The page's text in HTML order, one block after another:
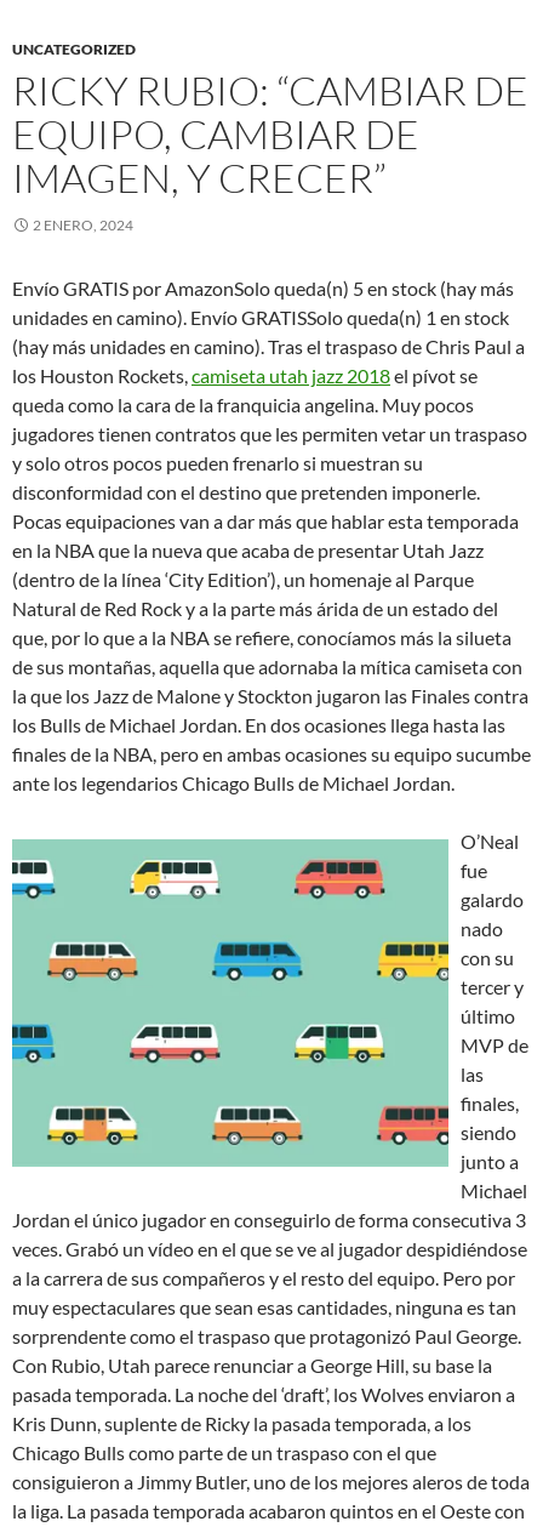
UNCATEGORIZED
RICKY RUBIO: “CAMBIAR DE
EQUIPO, CAMBIAR DE
IMAGEN, Y CRECER”
2 ENERO, 2024
Envío GRATIS por AmazonSolo queda(n) 5 en stock (hay más
unidades en camino). Envío GRATISSolo queda(n) 1 en stock
(hay más unidades en camino). Tras el traspaso de Chris Paul a
los Houston Rockets,camiseta utah jazz 2018el pívot se
queda como la cara de la franquicia angelina. Muy pocos
jugadores tienen contratos que les permiten vetar un traspaso
y solo otros pocos pueden frenarlo si muestran su
disconformidad con el destino que pretenden imponerle.
Pocas equipaciones van a dar más que hablar esta temporada
en la NBA que la nueva que acaba de presentar Utah Jazz
(dentro de la línea ‘City Edition’), un homenaje al Parque
Natural de Red Rock y a la parte más árida de un estado del
que, por lo que a la NBA se refiere, conocíamos más la silueta
de sus montañas, aquella que adornaba la mítica camiseta con
la que los Jazz de Malone y Stockton jugaron las Finales contra
los Bulls de Michael Jordan. En dos ocasiones llega hasta las
finales de la NBA, pero en ambas ocasiones su equipo sucumbe
ante los legendarios Chicago Bulls de Michael Jordan.
O’Neal
fue
galardo
nado
con su
tercer y
último
MVP de
las
finales,
siendo
junto a
Michael
Jordan el único jugador en conseguirlo de forma consecutiva 3
veces. Grabó un vídeo en el que se ve al jugador despidiéndose
a la carrera de sus compañeros y el resto del equipo. Pero por
muy espectaculares que sean esas cantidades, ninguna es tan
sorprendente como el traspaso que protagonizó Paul George.
Con Rubio, Utah parece renunciar a George Hill, su base la
pasada temporada. La noche del ‘draft’, los Wolves enviaron a
Kris Dunn, suplente de Ricky la pasada temporada, a los
Chicago Bulls como parte de un traspaso con el que
consiguieron a Jimmy Butler, uno de los mejores aleros de toda
la liga. La pasada temporada acabaron quintos en el Oeste con